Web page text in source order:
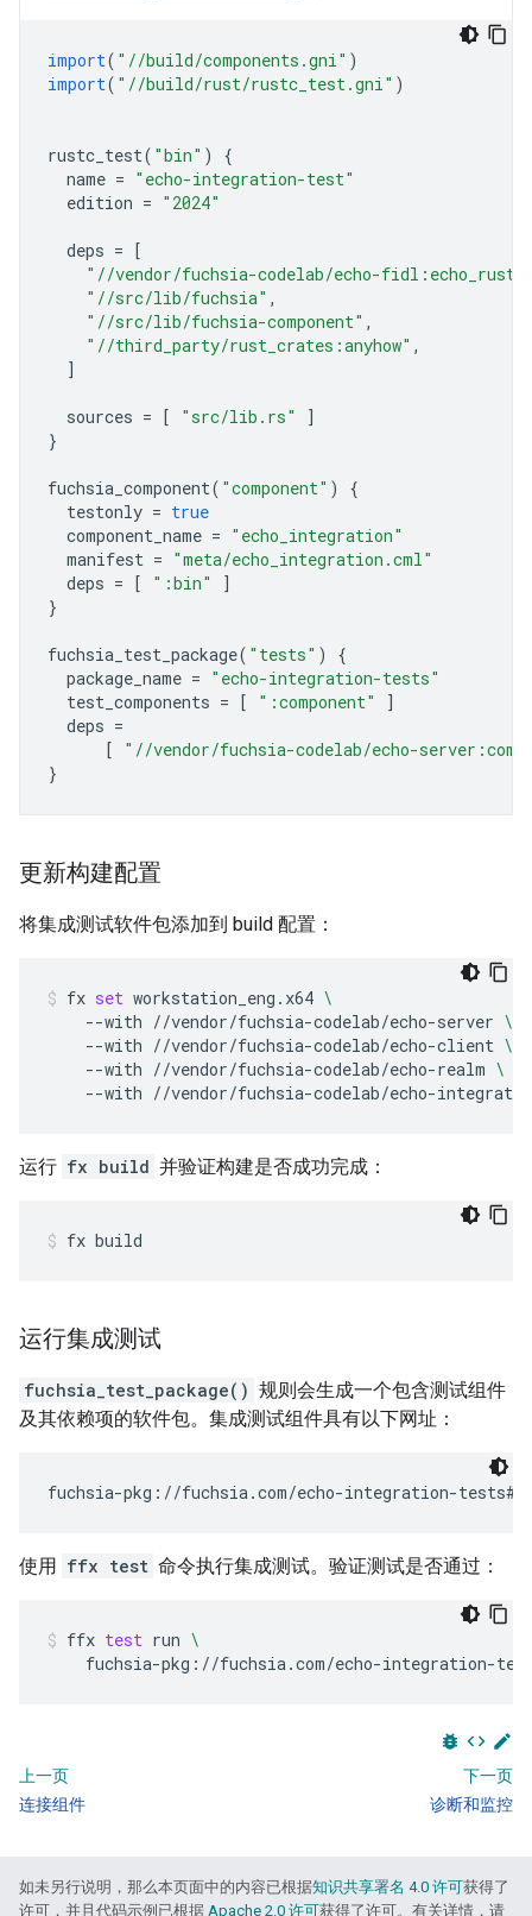
import( "//build/components.gni" )
import( "//build/rust/rustc_test.gni" )
rustc_test( "bin" )
{
name = "echo-integration-test"
edition = "2024"
deps = [
"//vendor/fuchsia-codelab/echo-fidl:echo_rust"
"//src/lib/fuchsia" ,
"//src/lib/fuchsia-component" ,
"//third_party/rust_crates:anyhow" ,
]
sources = [ "src/lib.rs"
]
}
fuchsia_component( "component" )
{
testonly = true
component_name = "echo_integration"
manifest = "meta/echo_integration.cml"
deps = [ ":bin"
]
}
fuchsia_test_package( "tests" )
{
package_name = "echo-integration-tests"
test_components = [ ":component"
]
deps =
[
"//vendor/fuchsia-codelab/echo-
}
更新构建配置
将集成测试软件包添加到 build 配置：
fx set workstation_eng.x64 \
--with //vendor/fuchsia-codelab/echo-server \
--with //vendor/fuchsia-codelab/echo-client \
--with //vendor/fuchsia-codelab/echo-realm \
--with //vendor/fuchsia-codelab/echo-
运行 fx build 并验证构建是否成功完成：
fx build
运行集成测试
fuchsia_test_package() 规则会生成一个包含测试组件
及其依赖项的软件包。集成测试组件具有以下网址：
使用 ffx test 命令执行集成测试。验证测试是否通过：
ffx test run \
fuchsia-pkg://fuchsia.com/echo-integration-
bug_report code edit
上一页
连接组件
下一页
诊断和监控
如未另行说明，那么本页面中的内容已根据知识共享署名 4.0 许可获得了
许可，并且代码示例已根据 Apache 2.0 许可获得了许可。有关详情，请